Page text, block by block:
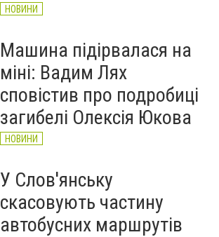
НОВИНИ
Машина підірвалася на
міні: Вадим Лях
сповістив про подробиці
загибелі Олексія Юкова
НОВИНИ
У Слов'янську
скасовують частину
автобусних маршрутів